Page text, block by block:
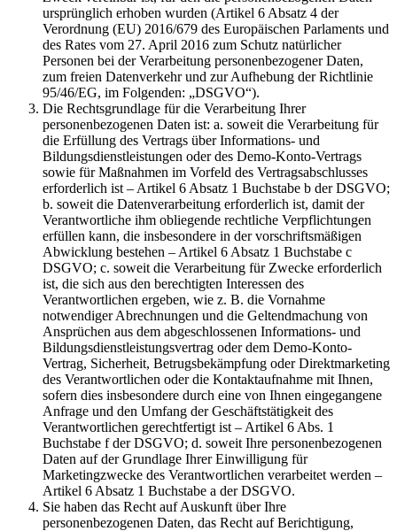
ursprünglich erhoben wurden (Artikel 6 Absatz 4 der
Verordnung (EU) 2016/679 des Europäischen Parlaments und
des Rates vom 27. April 2016 zum Schutz natürlicher
Personen bei der Verarbeitung personenbezogener Daten,
zum freien Datenverkehr und zur Aufhebung der Richtlinie
95/46/EG, im Folgenden: „DSGVO“).
Die Rechtsgrundlage für die Verarbeitung Ihrer
personenbezogenen Daten ist: a. soweit die Verarbeitung für
die Erfüllung des Vertrags über Informations- und
Bildungsdienstleistungen oder des Demo-Konto-Vertrags
sowie für Maßnahmen im Vorfeld des Vertragsabschlusses
erforderlich ist – Artikel 6 Absatz 1 Buchstabe b der DSGVO;
b. soweit die Datenverarbeitung erforderlich ist, damit der
Verantwortliche ihm obliegende rechtliche Verpflichtungen
erfüllen kann, die insbesondere in der vorschriftsmäßigen
Abwicklung bestehen – Artikel 6 Absatz 1 Buchstabe c
DSGVO; c. soweit die Verarbeitung für Zwecke erforderlich
ist, die sich aus den berechtigten Interessen des
Verantwortlichen ergeben, wie z. B. die Vornahme
notwendiger Abrechnungen und die Geltendmachung von
Ansprüchen aus dem abgeschlossenen Informations- und
Bildungsdienstleistungsvertrag oder dem Demo-Konto-
Vertrag, Sicherheit, Betrugsbekämpfung oder Direktmarketing
des Verantwortlichen oder die Kontaktaufnahme mit Ihnen,
sofern dies insbesondere durch eine von Ihnen eingegangene
Anfrage und den Umfang der Geschäftstätigkeit des
Verantwortlichen gerechtfertigt ist – Artikel 6 Abs. 1
Buchstabe f der DSGVO; d. soweit Ihre personenbezogenen
Daten auf der Grundlage Ihrer Einwilligung für
Marketingzwecke des Verantwortlichen verarbeitet werden –
Artikel 6 Absatz 1 Buchstabe a der DSGVO.
Sie haben das Recht auf Auskunft über Ihre
personenbezogenen Daten, das Recht auf Berichtigung,